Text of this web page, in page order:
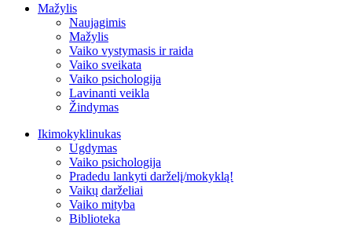
Mažylis
Naujagimis
Mažylis
Vaiko vystymasis ir raida
Vaiko sveikata
Vaiko psichologija
Lavinanti veikla
Žindymas
Ikimokyklinukas
Ugdymas
Vaiko psichologija
Pradedu lankyti darželį/mokyklą!
Vaikų darželiai
Vaiko mityba
Biblioteka